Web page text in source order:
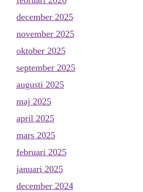
december 2025
november 2025
oktober 2025
september 2025
augusti 2025
maj 2025
april 2025
mars 2025
februari 2025
januari 2025
december 2024